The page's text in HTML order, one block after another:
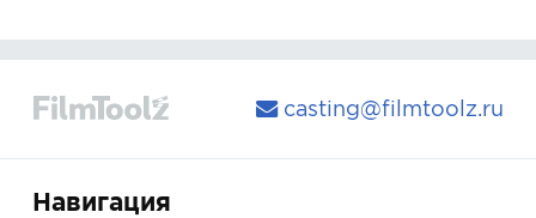
casting@filmtoolz.ru
Навигация